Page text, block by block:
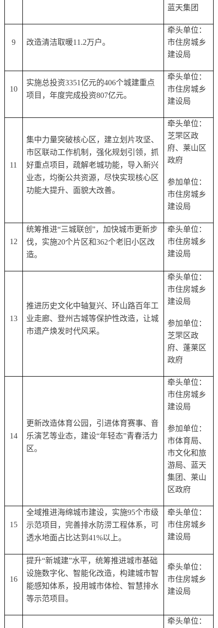
蓝天集团
9 改造清洁取暖11.2万户。
牵头单位：
市住房城乡
建设局
10
实施总投资3351亿元的406个城建重点
项目，年度完成投资807亿元。
牵头单位：
市住房城乡
建设局
11
集中力量突破核心区，建立划片攻坚、
市区联动工作机制，强化规划引领，抓
好重点项目，疏解老城功能，导入新兴
业态，均衡公共资源，尽快实现核心区
功能大提升、面貌大改善。
牵头单位：
芝罘区政
府、莱山区
政府
参加单位：
市住房城乡
建设局
12
统筹推进“三城联创”，加快城市更新步
伐，实施20个片区和362个老旧小区改
造。
牵头单位：
市住房城乡
建设局
13
推进历史文化中轴复兴、环山路百年工
业走廊、登州古城等保护性改造，让城
市遗产焕发时代风采。
牵头单位：
市住房城乡
建设局
参加单位：
芝罘区政
府、蓬莱区
政府
14
更新改造体育公园，引进体育赛事、音
乐演艺等业态，建设“年轻态”青春活力
区。
牵头单位：
市住房城乡
建设局
参加单位：
市体育局、
市文化和旅
游局、蓝天
集团、莱山
区政府
15
全域推进海绵城市建设，实施95个市级
示范项目，完善排水防涝工程体系，可
透水地面占比达到41%以上。
牵头单位：
市住房城乡
建设局
16
提升“新城建”水平，统筹推进城市基础
设施数字化、智能化改造，构建城市智
能感知体系，投用城市体检、智慧排水
等示范项目。
牵头单位：
市住房城乡
建设局
牵头单位：